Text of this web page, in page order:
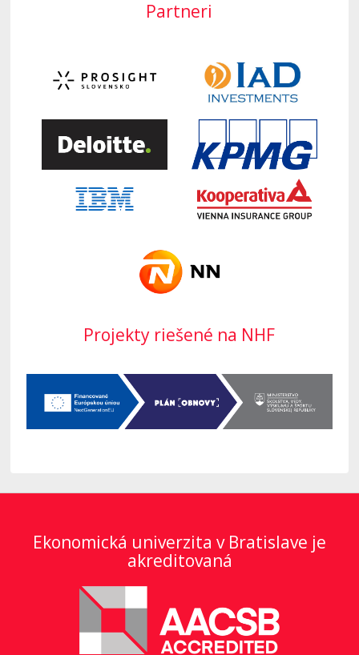
Partneri
Projekty riešené na NHF
Ekonomická univerzita v Bratislave je
akreditovaná